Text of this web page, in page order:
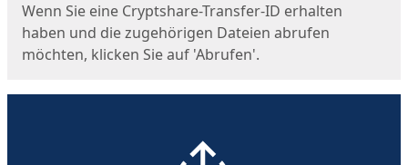
Wenn Sie eine Cryptshare-Transfer-ID erhalten
haben und die zugehörigen Dateien abrufen
möchten, klicken Sie auf 'Abrufen'.